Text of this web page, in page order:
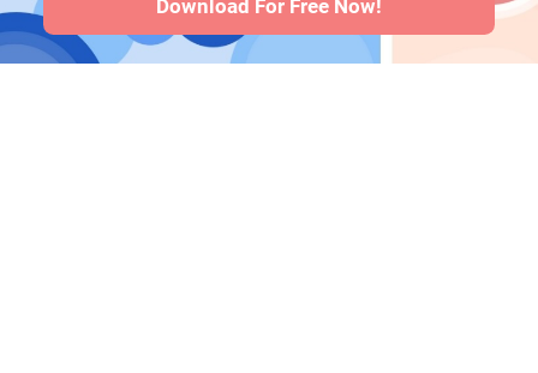
Download For Free Now!